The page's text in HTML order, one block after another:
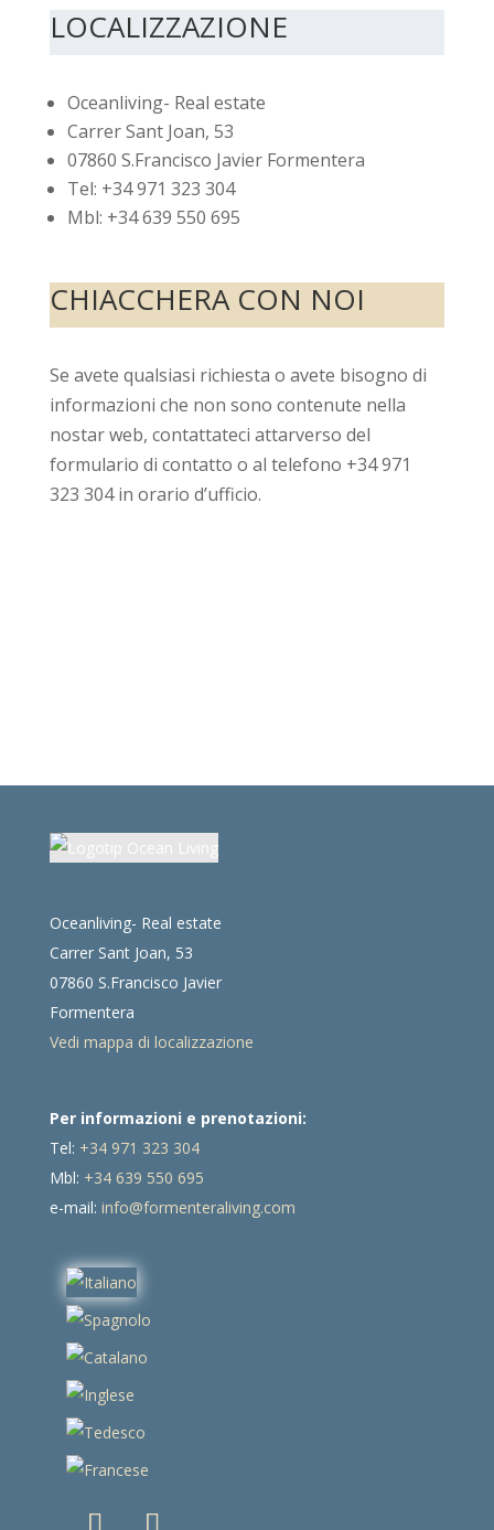
LOCALIZZAZIONE
Oceanliving- Real estate
Carrer Sant Joan, 53
07860 S.Francisco Javier Formentera
Tel: +34 971 323 304
Mbl: +34 639 550 695
CHIACCHERA CON NOI
Se avete qualsiasi richiesta o avete bisogno di
informazioni che non sono contenute nella
nostar web, contattateci attarverso del
formulario di contatto o al telefono +34 971
323 304 in orario d’ufficio.
Oceanliving- Real estate
Carrer Sant Joan, 53
07860 S.Francisco Javier
Formentera
Vedi mappa di localizzazione
Per informazioni e prenotazioni:
Tel: +34 971 323 304
Mbl: +34 639 550 695
e-mail: info@formenteraliving.com